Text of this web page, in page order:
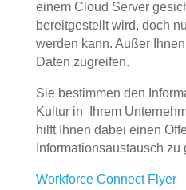
einem Cloud Server
bereitgestellt wird, doch
werden kann. Außer
Daten zugreifen.
Sie bestimmen den
Kultur in Ihrem
hilft Ihnen dabei einen
Informationsaustausch zu
Workforce Connect Flyer